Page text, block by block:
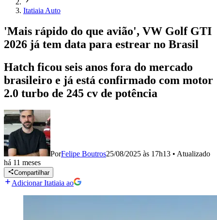
Itatiaia Auto
'Mais rápido do que avião', VW Golf GTI
2026 já tem data para estrear no Brasil
Hatch ficou seis anos fora do mercado
brasileiro e já está confirmado com motor
2.0 turbo de 245 cv de potência
PorFelipe Boutros25/08/2025 às 17h13 • Atualizado
há 11 meses
Compartilhar
Adicionar Itatiaia ao